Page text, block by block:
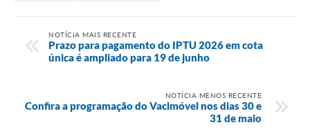
NOTÍCIA MAIS RECENTE
Prazo para pagamento do IPTU 2026 em cota
única é ampliado para 19 de junho
NOTÍCIA MENOS RECENTE
Confira a programação do Vacimóvel nos dias 30 e
31 de maio